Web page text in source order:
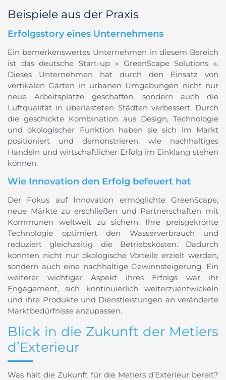
Beispiele aus der Praxis
Erfolgsstory eines Unternehmens
Ein bemerkenswertes Unternehmen in diesem Bereich
ist das deutsche Start-up « GreenScape Solutions ».
Dieses Unternehmen hat durch den Einsatz von
vertikalen Gärten in urbanen Umgebungen nicht nur
neue Arbeitsplätze geschaffen, sondern auch die
Luftqualität in überlasteten Städten verbessert. Durch
die geschickte Kombination aus Design, Technologie
und ökologischer Funktion haben sie sich im Markt
positioniert und demonstrieren, wie nachhaltiges
Handeln und wirtschaftlicher Erfolg im Einklang stehen
können.
Wie Innovation den Erfolg befeuert hat
Der Fokus auf Innovation ermöglichte GreenScape,
neue Märkte zu erschließen und Partnerschaften mit
Kommunen weltweit zu sichern. Ihre preisgekrönte
Technologie optimiert den Wasserverbrauch und
reduziert gleichzeitig die Betriebskosten. Dadurch
konnten nicht nur ökologische Vorteile erzielt werden,
sondern auch eine nachhaltige Gewinnsteigerung. Ein
weiterer wichtiger Aspekt ihres Erfolgs war ihr
Engagement, sich kontinuierlich weiterzuentwickeln
und ihre Produkte und Dienstleistungen an veränderte
Marktbedürfnisse anzupassen.
Blick in die Zukunft der Metiers
d’Exterieur
Was hält die Zukunft für die Metiers d’Exterieur bereit?